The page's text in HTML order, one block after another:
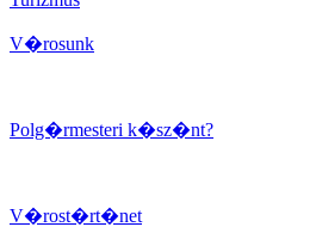
V�rosunk
Polg�rmesteri k�sz�nt?
V�rost�rt�net